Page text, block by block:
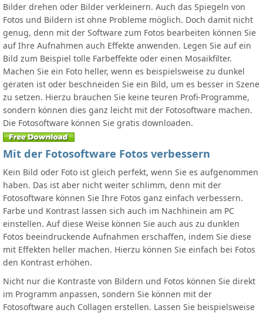
Bilder drehen oder Bilder verkleinern. Auch das Spiegeln von
Fotos und Bildern ist ohne Probleme möglich. Doch damit nicht
genug, denn mit der Software zum Fotos bearbeiten können Sie
auf Ihre Aufnahmen auch Effekte anwenden. Legen Sie auf ein
Bild zum Beispiel tolle Farbeffekte oder einen Mosaikfilter.
Machen Sie ein Foto heller, wenn es beispielsweise zu dunkel
geraten ist oder beschneiden Sie ein Bild, um es besser in Szene
zu setzen. Hierzu brauchen Sie keine teuren Profi-Programme,
sondern können dies ganz leicht mit der Fotosoftware machen.
Die Fotosoftware können Sie gratis downloaden.
Mit der Fotosoftware Fotos verbessern
Kein Bild oder Foto ist gleich perfekt, wenn Sie es aufgenommen
haben. Das ist aber nicht weiter schlimm, denn mit der
Fotosoftware können Sie Ihre Fotos ganz einfach verbessern.
Farbe und Kontrast lassen sich auch im Nachhinein am PC
einstellen. Auf diese Weise können Sie auch aus zu dunklen
Fotos beeindruckende Aufnahmen erschaffen, indem Sie diese
mit Effekten heller machen. Hierzu können Sie einfach bei Fotos
den Kontrast erhöhen.
Nicht nur die Kontraste von Bildern und Fotos können Sie direkt
im Programm anpassen, sondern Sie können mit der
Fotosoftware auch Collagen erstellen. Lassen Sie beispielsweise